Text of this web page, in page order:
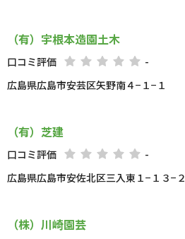
（有）宇根本造園土木
口コミ評価
-
広島県広島市安芸区矢野南４−１−１
（有）芝建
口コミ評価
-
広島県広島市安佐北区三入東１−１３−２
（株）川崎園芸